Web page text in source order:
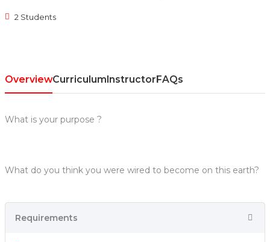
2 Students
OverviewCurriculumInstructorFAQs
What is your purpose ?
What do you think you were wired to become on this earth?
Requirements